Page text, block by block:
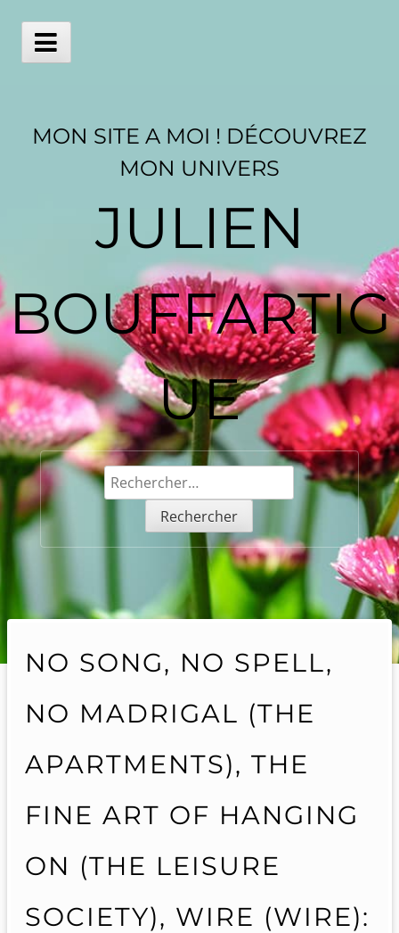
contentMain
MON SITE A MOI ! DÉCOUVREZ
MON UNIVERS
JULIEN
BOUFFARTIG
UE
Rechercher :
NO SONG, NO SPELL,
NO MADRIGAL (THE
APARTMENTS), THE
FINE ART OF HANGING
ON (THE LEISURE
SOCIETY), WIRE (WIRE):